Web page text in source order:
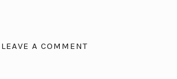
LEAVE A COMMENT